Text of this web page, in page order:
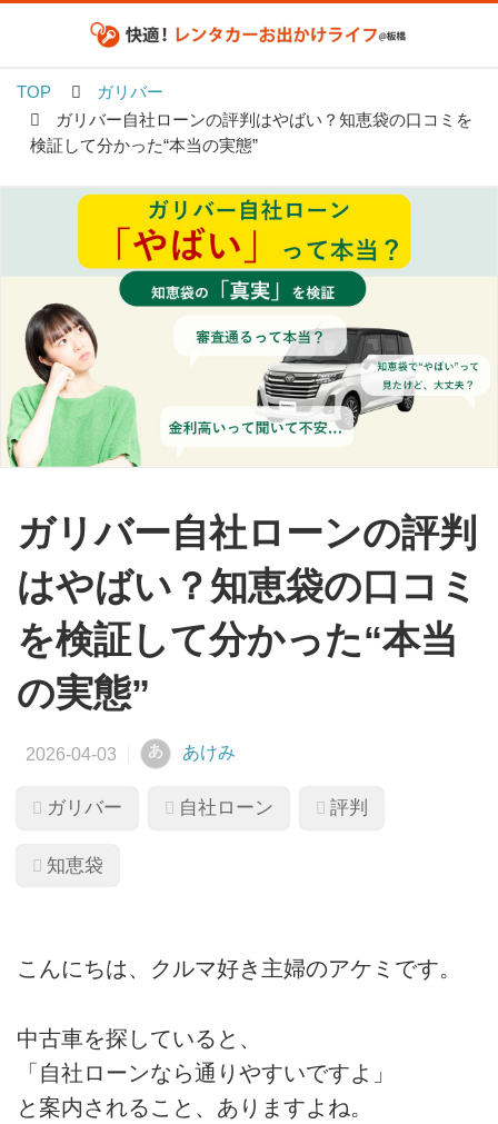
TOP
ガリバー
ガリバー自社ローンの評判はやばい？知恵袋の口コミを
検証して分かった“本当の実態”
ガリバー自社ローンの評判
はやばい？知恵袋の口コミ
を検証して分かった“本当
の実態”
あ あけみ
ガリバー 自社ローン 評判
知恵袋
こんにちは、クルマ好き主婦のアケミです。
中古車を探していると、
「自社ローンなら通りやすいですよ」
と案内されること、ありますよね。